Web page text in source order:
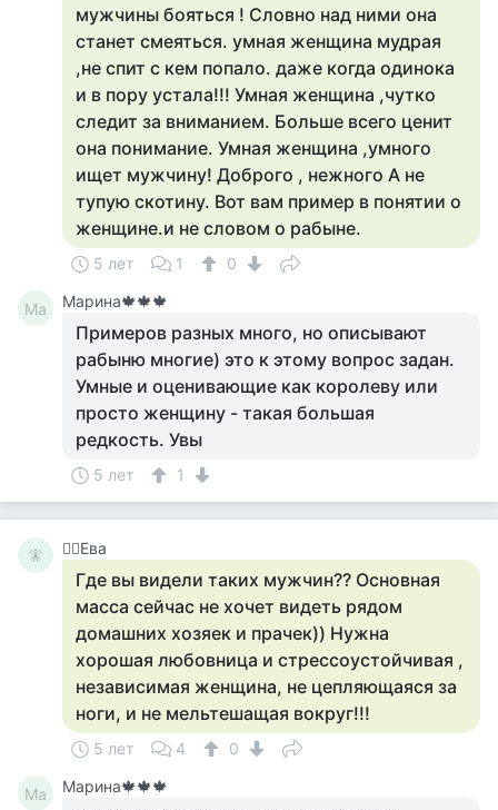
мужчины бояться ! Словно над ними она
станет смеяться. умная женщина мудрая
,не спит с кем попало. даже когда одинока
и в пору устала!!! Умная женщина ,чутко
следит за вниманием. Больше всего ценит
она понимание. Умная женщина ,умного
ищет мужчину! Доброго , нежного А не
тупую скотину. Вот вам пример в понятии о
женщине.и не словом о рабыне.
5 лет 1 0
Ма Марина🍁🍁🍁
Примеров разных много, но описывают
рабыню многие) это к этому вопрос задан.
Умные и оценивающие как королеву или
просто женщину - такая большая
редкость. Увы
5 лет 1
🧚‍ 🧚‍♀️Ева
Где вы видели таких мужчин?? Основная
масса сейчас не хочет видеть рядом
домашних хозяек и прачек)) Нужна
хорошая любовница и стрессоустойчивая ,
независимая женщина, не цепляющаяся за
ноги, и не мельтешащая вокруг!!!
5 лет 4 0
Ма Марина🍁🍁🍁